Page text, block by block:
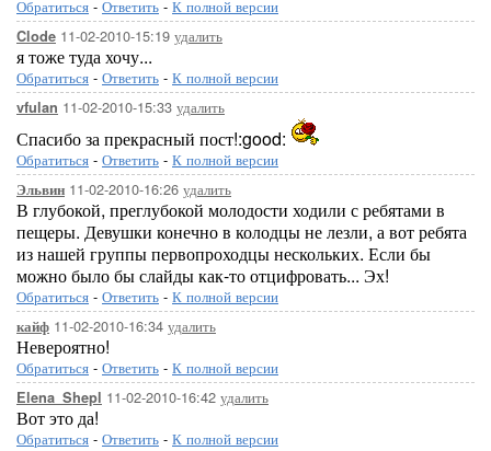
Обратиться - Ответить - К полной версии
Clode 11-02-2010-15:19 удалить
я тоже туда хочу...
Обратиться - Ответить - К полной версии
vfulan 11-02-2010-15:33 удалить
Спасибо за прекрасный пост!:good:
Обратиться - Ответить - К полной версии
Эльвин 11-02-2010-16:26 удалить
В глубокой, преглубокой молодости ходили с ребятами в
пещеры. Девушки конечно в колодцы не лезли, а вот ребята
из нашей группы первопроходцы нескольких. Если бы
можно было бы слайды как-то отцифровать... Эх!
Обратиться - Ответить - К полной версии
кайф 11-02-2010-16:34 удалить
Невероятно!
Обратиться - Ответить - К полной версии
Elena_Shepl 11-02-2010-16:42 удалить
Вот это да!
Обратиться - Ответить - К полной версии